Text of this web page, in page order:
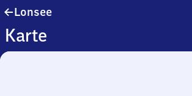
Lonsee
Karte